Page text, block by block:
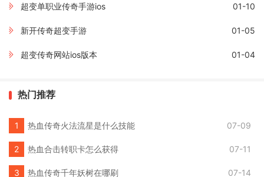
超变单职业传奇手游ios 01-10
新开传奇超变手游 01-05
超变传奇网站ios版本 01-04
热门推荐
热血传奇火法流星是什么技能 07-09
热血合击转职卡怎么获得 07-11
热血传奇千年妖树在哪刷 07-14